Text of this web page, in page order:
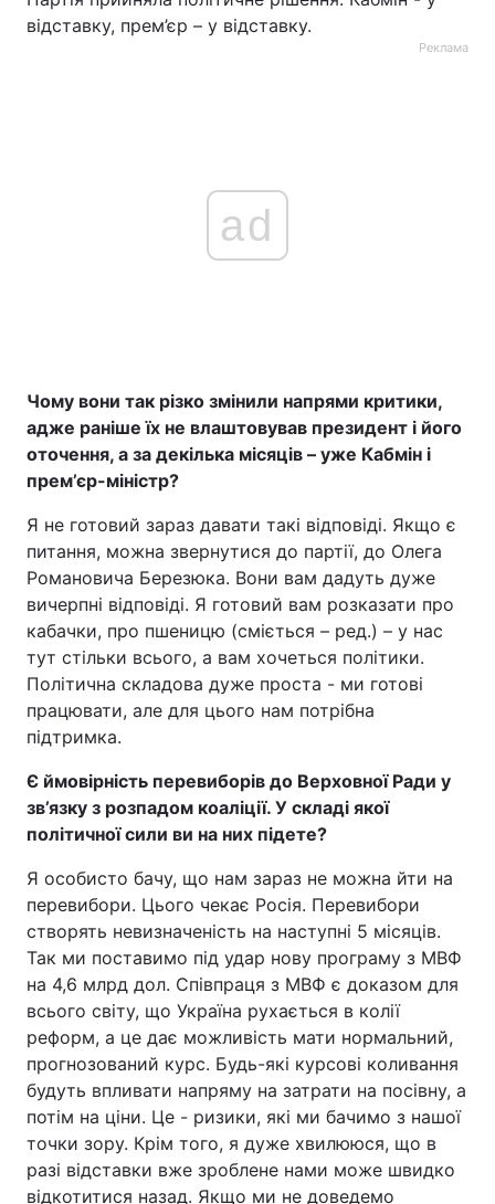
відставку, прем’єр – у відставку.
Реклама
ad
Чому вони так різко змінили напрями критики,
адже раніше їх не влаштовував президент і його
оточення, а за декілька місяців – уже Кабмін і
прем’єр-міністр?
Я не готовий зараз давати такі відповіді. Якщо є
питання, можна звернутися до партії, до Олега
Романовича Березюка. Вони вам дадуть дуже
вичерпні відповіді. Я готовий вам розказати про
кабачки, про пшеницю (сміється – ред.) – у нас
тут стільки всього, а вам хочеться політики.
Політична складова дуже проста - ми готові
працювати, але для цього нам потрібна
підтримка.
Є ймовірність перевиборів до Верховної Ради у
зв’язку з розпадом коаліції. У складі якої
політичної сили ви на них підете?
Я особисто бачу, що нам зараз не можна йти на
перевибори. Цього чекає Росія. Перевибори
створять невизначеність на наступні 5 місяців.
Так ми поставимо під удар нову програму з МВФ
на 4,6 млрд дол. Співпраця з МВФ є доказом для
всього світу, що Україна рухається в колії
реформ, а це дає можливість мати нормальний,
прогнозований курс. Будь-які курсові коливання
будуть впливати напряму на затрати на посівну, а
потім на ціни. Це - ризики, які ми бачимо з нашої
точки зору. Крім того, я дуже хвилююся, що в
разі відставки вже зроблене нами може швидко
відкотитися назад. Якщо ми не доведемо